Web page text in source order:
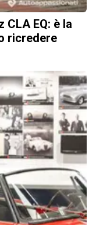
EQ: è la
ricredere